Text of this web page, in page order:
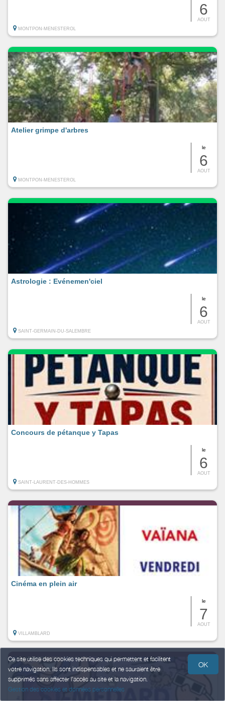
Ce site utilise des cookies techniques qui permettent et facilitent
votre navigation. Ils sont indispensables et ne sauraient être
supprimés sans affecter l’accès au site et la navigation.
Gestion des cookies et données personnelles
OK
6
AOUT
MONTPON-MENESTEROL
le
6
AOUT
Atelier grimpe d'arbres
MONTPON-MENESTEROL
le
6
AOUT
Astrologie : Evénemen'ciel
SAINT-GERMAIN-DU-SALEMBRE
le
6
AOUT
Concours de pétanque y Tapas
SAINT-LAURENT-DES-HOMMES
le
7
AOUT
Cinéma en plein air
VILLAMBLARD